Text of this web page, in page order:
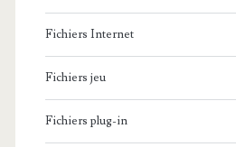
Fichiers Internet
Fichiers jeu
Fichiers plug-in